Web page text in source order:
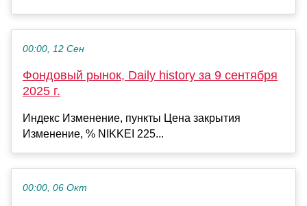
00:00, 12 Сен
Фондовый рынок, Daily history за 9 сентября
2025 г.
Индекс Изменение, пункты Цена закрытия
Изменение, % NIKKEI 225...
00:00, 06 Окт